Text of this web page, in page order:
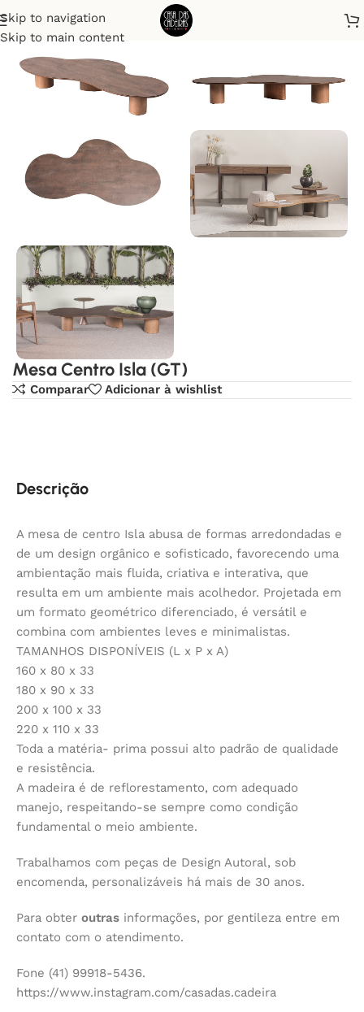
Skip to navigation
Skip to main content
Início Mesas de centro
Mesa Centro Isla (GT)
Comparar Adicionar à wishlist
Descrição
A mesa de centro Isla abusa de formas arredondadas e
de um design orgânico e sofisticado, favorecendo uma
ambientação mais fluida, criativa e interativa, que
resulta em um ambiente mais acolhedor. Projetada em
um formato geométrico diferenciado, é versátil e
combina com ambientes leves e minimalistas.
TAMANHOS DISPONÍVEIS (L x P x A)
160 x 80 x 33
180 x 90 x 33
200 x 100 x 33
220 x 110 x 33
Toda a matéria- prima possui alto padrão de qualidade
e resistência.
A madeira é de reflorestamento, com adequado
manejo, respeitando-se sempre como condição
fundamental o meio ambiente.
Trabalhamos com peças de Design Autoral, sob
encomenda, personalizáveis há mais de 30 anos.
Para obter outras informações, por gentileza entre em
contato com o atendimento.
Fone (41) 99918-5436.
https://www.instagram.com/casadas.cadeira